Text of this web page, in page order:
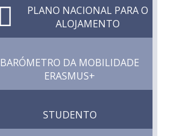
PLANO NACIONAL PARA O
ALOJAMENTO
BARÓMETRO DA MOBILIDADE
ERASMUS+
STUDENTO